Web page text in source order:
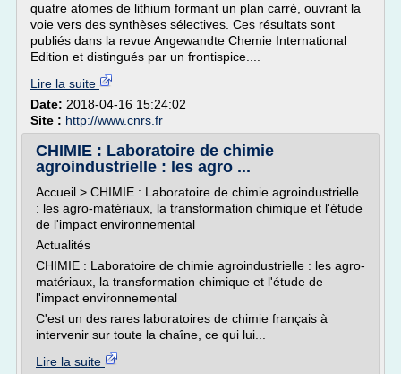
quatre atomes de lithium formant un plan carré, ouvrant la
voie vers des synthèses sélectives. Ces résultats sont
publiés dans la revue Angewandte Chemie International
Edition et distingués par un frontispice....
Lire la suite
Date: 2018-04-16 15:24:02
Site : http://www.cnrs.fr
CHIMIE : Laboratoire de chimie
agroindustrielle : les agro ...
Accueil > CHIMIE : Laboratoire de chimie agroindustrielle
: les agro-matériaux, la transformation chimique et l'étude
de l'impact environnemental
Actualités
CHIMIE : Laboratoire de chimie agroindustrielle : les agro-
matériaux, la transformation chimique et l'étude de
l'impact environnemental
C'est un des rares laboratoires de chimie français à
intervenir sur toute la chaîne, ce qui lui...
Lire la suite